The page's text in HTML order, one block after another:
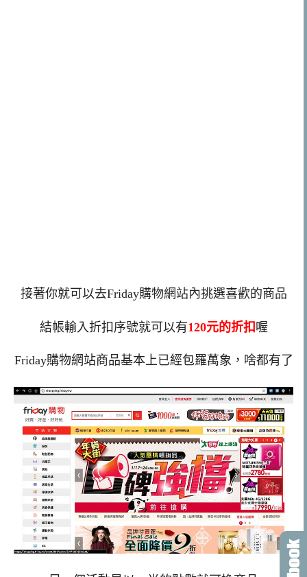
接著你就可以去Friday購物網站內挑選喜歡的商品
結帳輸入折扣序號就可以有120元的折扣 喔
Friday購物網站商品基本上已經包羅萬象，啥都有了